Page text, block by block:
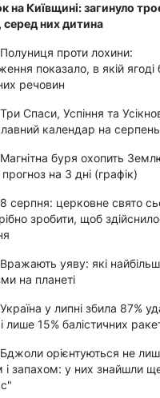
на Київщині: загинуло
них дитина
Полуниця проти лохини:
показало, в якій ягоді
речовин
Три Спаси, Успіння та
календар на
Магнітна буря охопить
на 3 дні (графік)
8 серпня: церковне свято
зробити, щоб
Вражають уяву: які
на планеті
Україна у липні збила 87%
лише 15% балістичних
Бджоли орієнтуються не
і запахом: у них знайшли